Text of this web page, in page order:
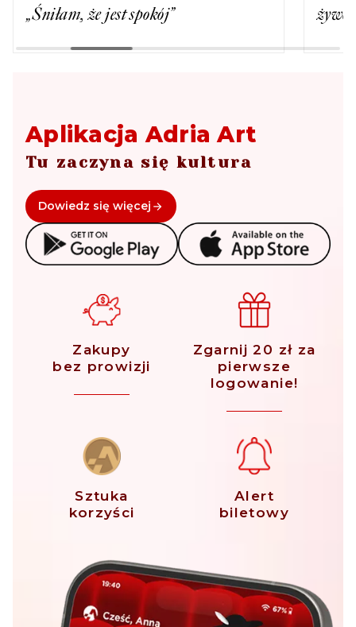
„Śniłam, że jest spokój”
żywo
Aplikacja Adria Art
Tu zaczyna się kultura
Dowiedz się więcej
Zakupy
bez prowizji
Zgarnij 20 zł za
pierwsze
logowanie!
Sztuka
korzyści
Alert
biletowy